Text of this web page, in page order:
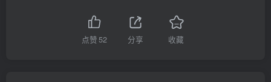
点赞 52 分享 收藏